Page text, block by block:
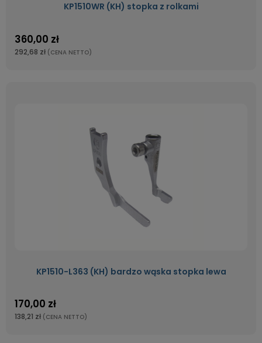
KP1510WR (KH) stopka z rolkami
360,00 zł
292,68 zł (CENA NETTO)
KP1510-L363 (KH) bardzo wąska stopka lewa
170,00 zł
138,21 zł (CENA NETTO)